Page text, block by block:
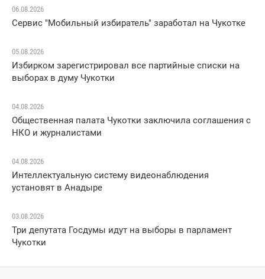
06.08.2026
Сервис "Мобильный избиратель" заработал на Чукотке
05.08.2026
Избирком зарегистрировал все партийные списки на
выборах в думу Чукотки
04.08.2026
Общественная палата Чукотки заключила соглашения с
НКО и журналистами
04.08.2026
Интеллектуальную систему видеонаблюдения
установят в Анадыре
03.08.2026
Три депутата Госдумы идут на выборы в парламент
Чукотки